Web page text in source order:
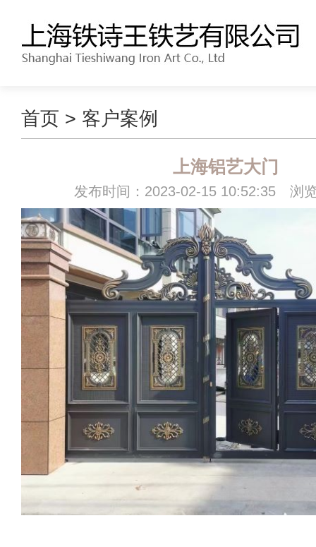
首页 > 客户案例
上海铝艺大门
发布时间：2023-02-15 10:52:35 浏